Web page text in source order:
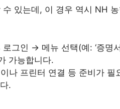
있는데, 이 경우 역시 NH
그인 → 메뉴 선택(예: ‘증명
가능합니다.
나 프린터 연결 등 준비가 필
.